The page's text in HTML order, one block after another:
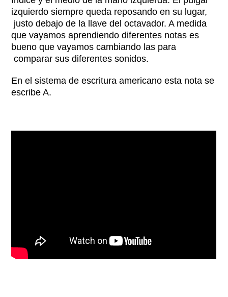
izquierdo siempre queda reposando en su lugar,
justo debajo de la llave del octavador. A medida
que vayamos aprendiendo diferentes notas es
bueno que vayamos cambiando las para
comparar sus diferentes sonidos.
En el sistema de escritura americano esta nota se
escribe A.